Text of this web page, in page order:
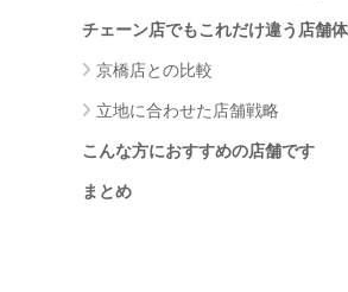
チェーン店でもこれだけ違う店舗
京橋店との比較
立地に合わせた店舗戦略
こんな方におすすめの店舗です
まとめ